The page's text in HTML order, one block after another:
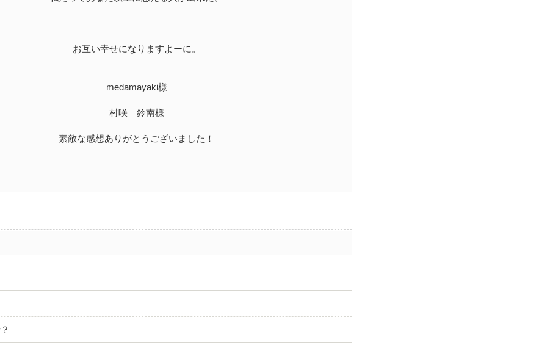
お互い幸せになりますよーに。
medamayaki様
村咲 鈴南様
素敵な感想ありがとうございました！